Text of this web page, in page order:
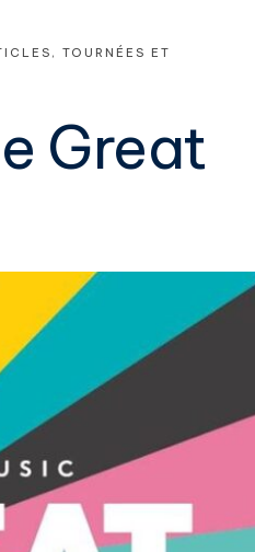
, TOURNÉES ET
Great